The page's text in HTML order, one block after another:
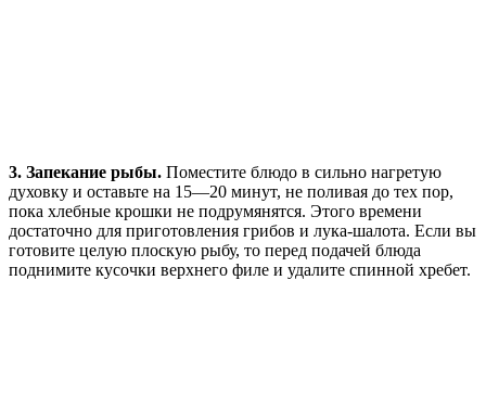
3. Запекание рыбы. Поместите блюдо в сильно нагретую
духовку и оставьте на 15—20 минут, не поливая до тех пор,
пока хлебные крошки не подрумянятся. Этого времени
достаточно для приготовления грибов и лука-шалота. Если вы
готовите целую плоскую рыбу, то перед подачей блюда
поднимите кусочки верхнего филе и удалите спинной хребет.